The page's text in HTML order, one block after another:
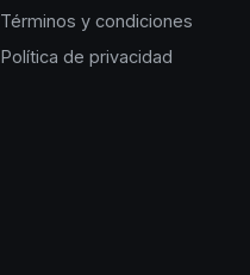
Términos y condiciones
Política de privacidad